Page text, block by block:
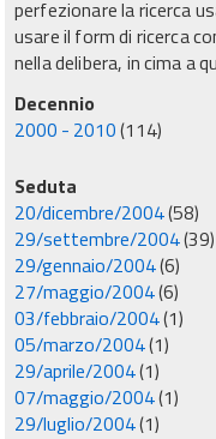
perfezionare la ricerca
usare il form di ricerca
nella delibera, in cima a
Decennio
2000 - 2010(114)
Seduta
20/dicembre/2004(58)
29/settembre/2004(39)
29/gennaio/2004(6)
27/maggio/2004(6)
03/febbraio/2004(1)
05/marzo/2004(1)
29/aprile/2004(1)
07/maggio/2004(1)
29/luglio/2004(1)